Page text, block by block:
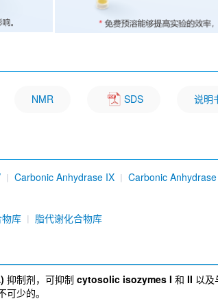
NMR SDS 说明
Carbonic Anhydrase IX
Carbonic
库 脂代谢化合物库
抑制剂，可抑制 cytosolic isozymes I 和 II 以及
少的。